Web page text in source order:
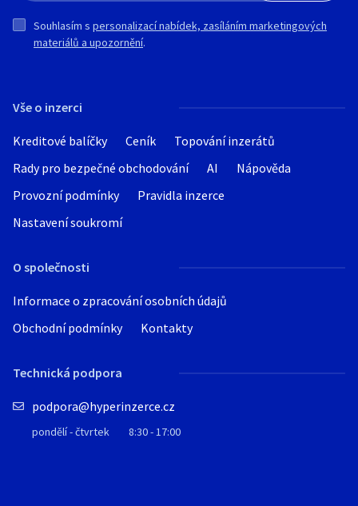
Vše o inzerci
Kreditové balíčky Ceník
Topování inzerátů
Rady pro bezpečné obchodování
AI
Nápověda
Provozní podmínky
Pravidla inzerce
Nastavení soukromí
O společnosti
Informace o zpracování osobních údajů
Obchodní podmínky
Kontakty
Technická podpora
podpora@hyperinzerce.cz
pondělí - čtvrtek 8:30 - 17:00
Souhlasím s personalizací nabídek, zasíláním marketingových
materiálů a upozornění.